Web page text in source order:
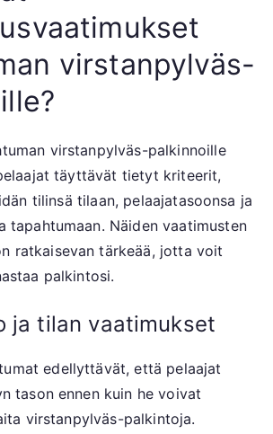
virstanpylväs-
virstanpylväs-palkinnoille
täyttävät tietyt kriteerit,
tilinsä tilaan, pelaajatasoonsa ja
tapahtumaan. Näiden vaatimusten
ratkaisevan tärkeää, jotta voit
palkintosi.
ja tilan vaatimukset
edellyttävät, että pelaajat
tason ennen kuin he voivat
virstanpylväs-palkintoja.